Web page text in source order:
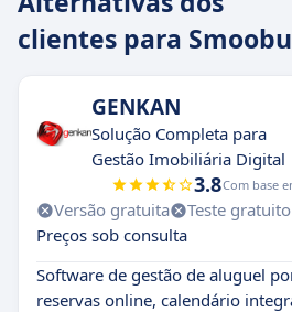
clientes para Smoobu
GENKAN
Solução Completa para
Gestão Imobiliária Digital
3.8Com base
Versão gratuita Teste gratuito
Preços sob consulta
Software de gestão de aluguel
reservas online, calendário